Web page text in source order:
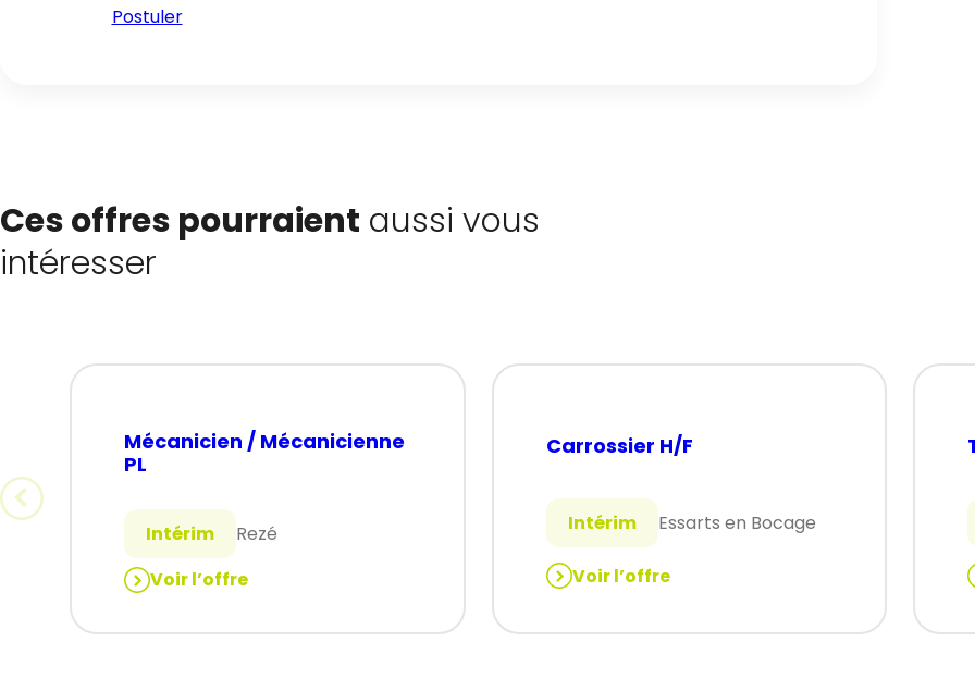
Postuler
Ces offres pourraient aussi vous
intéresser
Mécanicien / Mécanicienne
PL
Intérim
Rezé
Voir l’offre
:
Carrossier H/F
Intérim Essarts en Bocage
Voir l’offre
:
H/F
: